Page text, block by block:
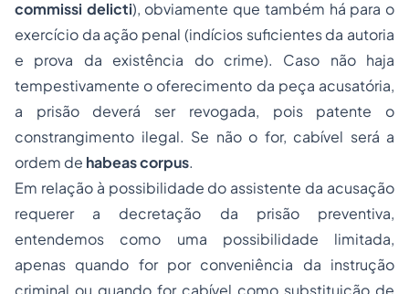
commissi delicti), obviamente que também há para o
exercício da ação penal (indícios suficientes da autoria
e prova da existência do crime). Caso não haja
tempestivamente o oferecimento da peça acusatória,
a prisão deverá ser revogada, pois patente o
constrangimento ilegal. Se não o for, cabível será a
ordem de habeas corpus.
Em relação à possibilidade do assistente da acusação
requerer a decretação da prisão preventiva,
entendemos como uma possibilidade limitada,
apenas quando for por conveniência da instrução
criminal ou quando for cabível como substituição de